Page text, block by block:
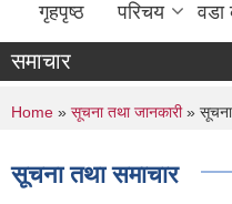
गृहपृष्ठ परिचय वडा
समाचार
You are here
Home » सूचना तथा जानकारी» सूचना
सूचना तथा समाचार